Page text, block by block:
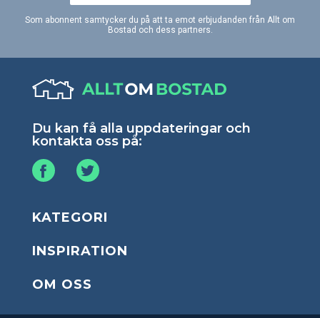
Som abonnent samtycker du på att ta emot erbjudanden från Allt om
Bostad och dess partners.
Du kan få alla uppdateringar och
kontakta oss på:
KATEGORI
INSPIRATION
OM OSS